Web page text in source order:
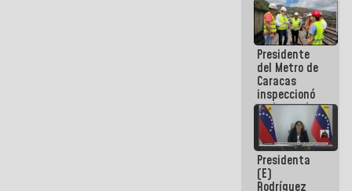
Figuera y
acuerdan
primer
encuentro
presencial
para el
diálogo
Presidente
del Metro de
Caracas
inspeccionó
trabajos de
rehabilitación
y
modernización
de la vía
férrea
Presidenta
(E)
Rodríguez